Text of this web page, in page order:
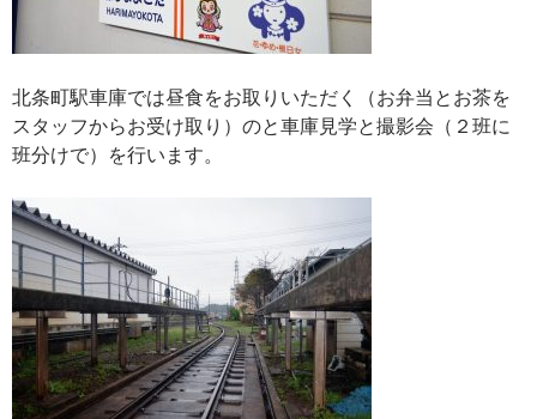
北条町駅車庫では昼食をお取りいただく（お弁当とお茶を
スタッフからお受け取り）のと車庫見学と撮影会（２班に
班分けで）を行います。